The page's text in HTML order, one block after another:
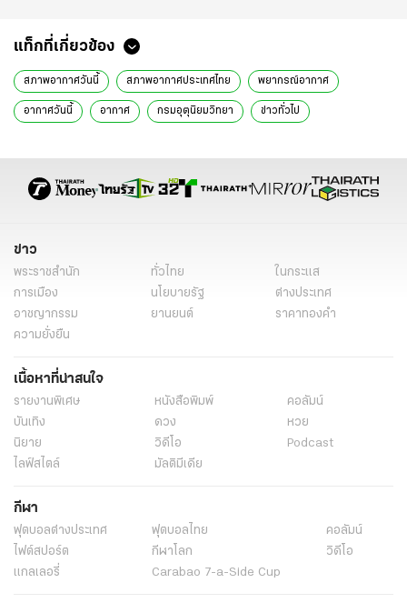
แท็กที่เกี่ยวข้อง
สภาพอากาศวันนี้ สภาพอากาศประเทศไทย พยากรณ์อากาศ
อากาศวันนี้ อากาศ กรมอุตุนิยมวิทยา ข่าวทั่วไป
ข่าว
พระราชสำนัก ทั่วไทย
ในกระแส
การเมือง
นโยบายรัฐ
ต่างประเทศ
อาชญากรรม
ยานยนต์
ราคาทองคำ
ความยั่งยืน
เนื้อหาที่น่าสนใจ
รายงานพิเศษ หนังสือพิมพ์
คอลัมน์
บันเทิง
ดวง
หวย
นิยาย
วิดีโอ
Podcast
ไลฟ์สไตล์
มัลติมีเดีย
กีฬา
ฟุตบอลต่่างประเทศ ฟุตบอลไทย
คอลัมน์
ไฟต์สปอร์ต
กีฬาโลก
วิดีโอ
แกลเลอรี่
Carabao 7-a-Side Cup